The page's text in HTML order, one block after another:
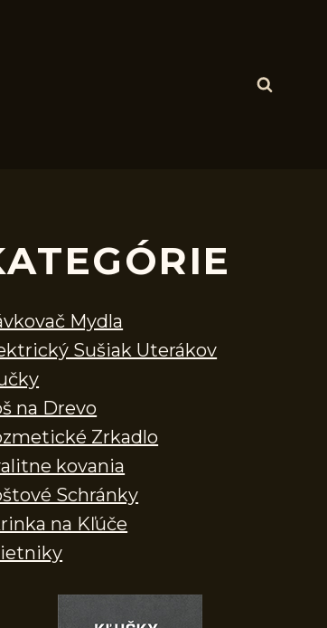
Mydla
Sušiak Uterákov
na Drevo
Zrkadlo
kovania
Schránky
na Kľúče